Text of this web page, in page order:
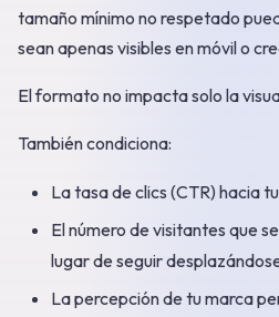
tamaño mínimo no respetado
sean apenas visibles en móvil o
El formato no impacta solo la
También condiciona:
La tasa de clics (CTR) hacia
El número de visitantes que
lugar de seguir
La percepción de tu marca